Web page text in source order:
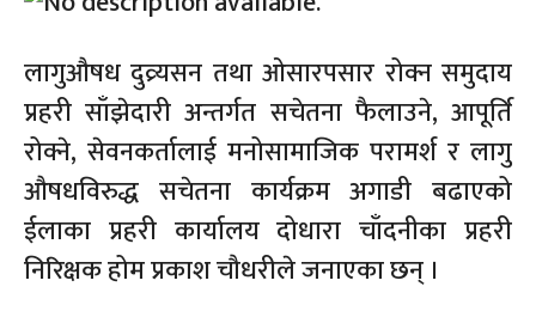
लागुऔषध दुव्र्यसन तथा ओसारपसार रोक्न समुदाय
प्रहरी साँझेदारी अन्तर्गत सचेतना फैलाउने, आपूर्ति
रोक्ने, सेवनकर्तालाई मनोसामाजिक परामर्श र लागु
औषधविरुद्ध सचेतना कार्यक्रम अगाडी बढाएको
ईलाका प्रहरी कार्यालय दोधारा चाँदनीका प्रहरी
निरिक्षक होम प्रकाश चौधरीले जनाएका छन् ।